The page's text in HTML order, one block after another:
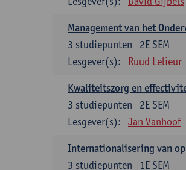
Management van het
2E SEM
3 studiepunten
Lesgever(s):
Ruud Lelieur
Kwaliteitszorg en
2E SEM
3 studiepunten
Lesgever(s):
Jan Vanhoof
Internationalisering van
1E SEM
3 studiepunten